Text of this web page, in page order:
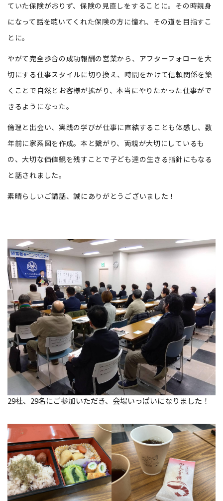
ていた保険がおりず、保険の見直しをすることに。その時親身
になって話を聴いてくれた保険の方に憧れ、その道を目指すこ
とに。
やがて完全歩合の成功報酬の営業から、アフターフォローを大
切にする仕事スタイルに切り換え、時間をかけて信頼関係を築
くことで自然とお客様が拡がり、本当にやりたかった仕事がで
きるようになった。
倫理と出会い、実践の学びが仕事に直結することも体感し、数
年前に家系図を作成。本と繋がり、両親が大切にしているも
の、大切な価値観を残すことで子ども達の生きる指針にもなる
と話されました。
素晴らしいご講話、誠にありがとうございました！
29社、29名にご参加いただき、会場いっぱいになりました！